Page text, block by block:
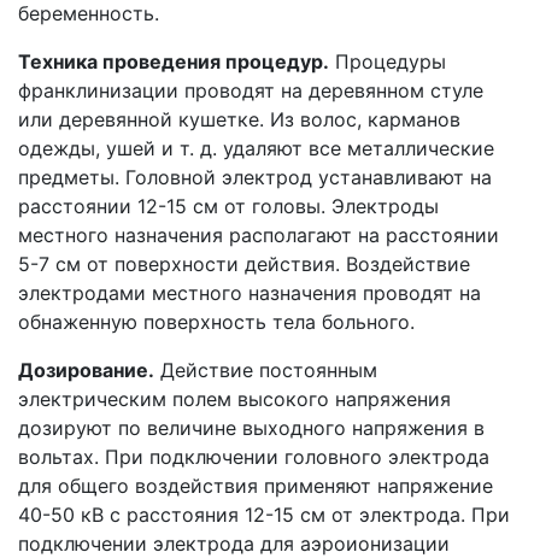
беременность.
Техника проведения процедур. Процедуры
франклинизации проводят на деревянном стуле
или деревянной кушетке. Из волос, карманов
одежды, ушей и т. д. удаляют все металлические
предметы. Головной электрод устанавливают на
расстоянии 12-15 см от головы. Электроды
местного назначения располагают на расстоянии
5-7 см от поверхности действия. Воздействие
электродами местного назначения проводят на
обнаженную поверхность тела больного.
Дозирование. Действие постоянным
электрическим полем высокого напряжения
дозируют по величине выходного напряжения в
вольтах. При подключении головного электрода
для общего воздействия применяют напряжение
40-50 кВ с расстояния 12-15 см от электрода. При
подключении электрода для аэроионизации